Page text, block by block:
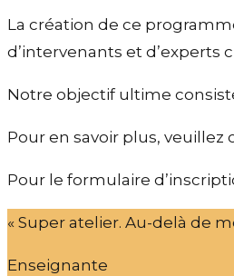
La création de ce
d’intervenants et d’experts
Notre objectif ultime
Pour en savoir plus,
Pour le formulaire
« Super atelier. Au-delà de
Enseignante